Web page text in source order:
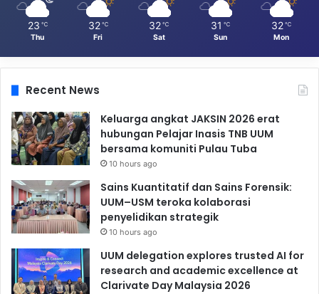
23 ℃
Thu
32 ℃
Fri
32 ℃
Sat
31 ℃
Sun
32 ℃
Mon
Recent News
Keluarga angkat JAKSIN 2026 erat
hubungan Pelajar Inasis TNB UUM
bersama komuniti Pulau Tuba
10 hours ago
Sains Kuantitatif dan Sains Forensik:
UUM–USM teroka kolaborasi
penyelidikan strategik
10 hours ago
UUM delegation explores trusted AI for
research and academic excellence at
Clarivate Day Malaysia 2026